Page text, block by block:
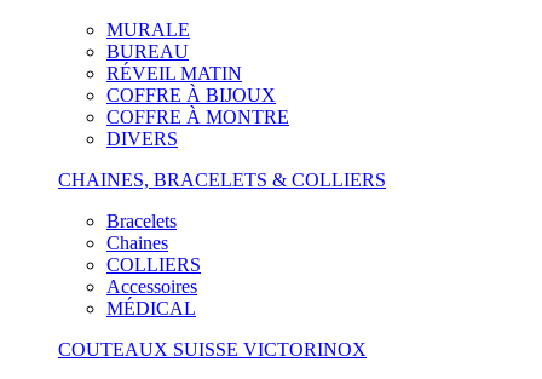
MURALE
BUREAU
RÉVEIL MATIN
COFFRE À BIJOUX
COFFRE À MONTRE
DIVERS
CHAINES, BRACELETS & COLLIERS
Bracelets
Chaines
COLLIERS
Accessoires
MÉDICAL
COUTEAUX SUISSE VICTORINOX